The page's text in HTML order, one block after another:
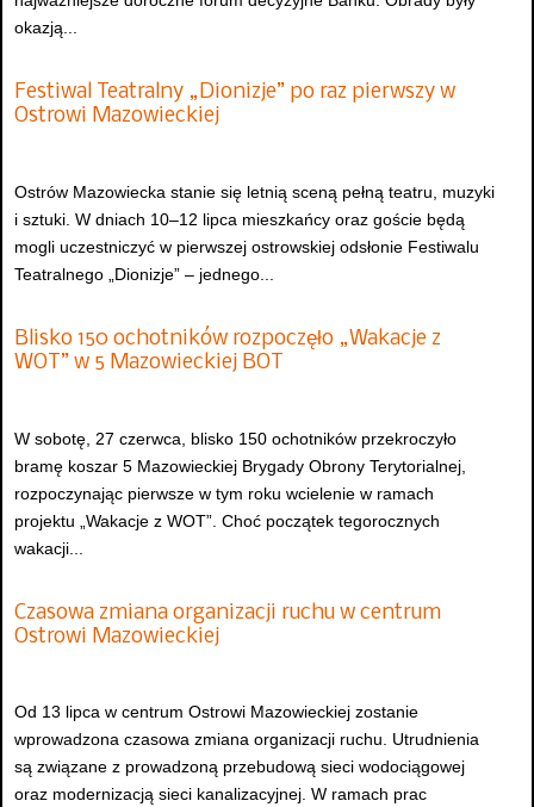
okazją...
Festiwal Teatralny „Dionizje” po raz pierwszy w
Ostrowi Mazowieckiej
Ostrów Mazowiecka stanie się letnią sceną pełną teatru, muzyki
i sztuki. W dniach 10–12 lipca mieszkańcy oraz goście będą
mogli uczestniczyć w pierwszej ostrowskiej odsłonie Festiwalu
Teatralnego „Dionizje” – jednego...
Blisko 150 ochotników rozpoczęło „Wakacje z
WOT” w 5 Mazowieckiej BOT
W sobotę, 27 czerwca, blisko 150 ochotników przekroczyło
bramę koszar 5 Mazowieckiej Brygady Obrony Terytorialnej,
rozpoczynając pierwsze w tym roku wcielenie w ramach
projektu „Wakacje z WOT”. Choć początek tegorocznych
wakacji...
Czasowa zmiana organizacji ruchu w centrum
Ostrowi Mazowieckiej
Od 13 lipca w centrum Ostrowi Mazowieckiej zostanie
wprowadzona czasowa zmiana organizacji ruchu. Utrudnienia
są związane z prowadzoną przebudową sieci wodociągowej
oraz modernizacją sieci kanalizacyjnej. W ramach prac